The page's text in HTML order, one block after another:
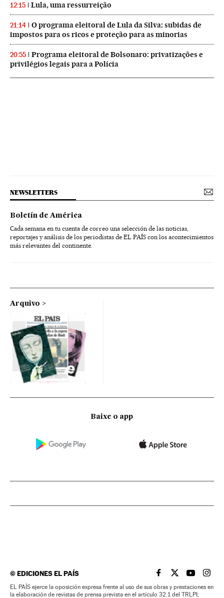
12:15 Lula, uma ressurreição
21:14
O programa eleitoral de Lula da Silva: subidas de
impostos para os ricos e proteção para as minorias
20:55
Programa eleitoral de Bolsonaro: privatizações e
privilégios legais para a Polícia
NEWSLETTERS
Boletín de América
Cada semana en tu cuenta de correo una selección de las noticias,
reportajes y análisis de los periodistas de EL PAÍS con los acontecimientos
más relevantes del continente.
Arquivo
Baixe o app
©EDICIONES EL PAÍS EL PAÍS BRASIL EN
EL PAÍSEL PAÍS
EL
EL PAÍS ejerce la oposición expresa frente al uso de sus obras y prestaciones en
la elaboración de revistas de prensa prevista en el artículo 32.1 del TRLPI;